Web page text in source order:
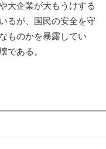
大企業が大もうけする
るが、国民の安全を守
ものかを暴露してい
である。